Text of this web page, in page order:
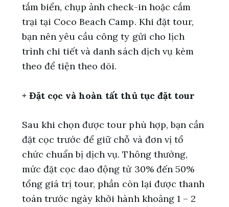
tắm biển, chụp ảnh check-in hoặc cắm
trại tại Coco Beach Camp. Khi đặt tour,
bạn nên yêu cầu công ty gửi cho lịch
trình chi tiết và danh sách dịch vụ kèm
theo để tiện theo dõi.
+ Đặt cọc và hoàn tất thủ tục đặt tour
Sau khi chọn được tour phù hợp, bạn cần
đặt cọc trước để giữ chỗ và đơn vị tổ
chức chuẩn bị dịch vụ. Thông thường,
mức đặt cọc dao động từ 30% đến 50%
tổng giá trị tour, phần còn lại được thanh
toán trước ngày khởi hành khoảng 1 – 2